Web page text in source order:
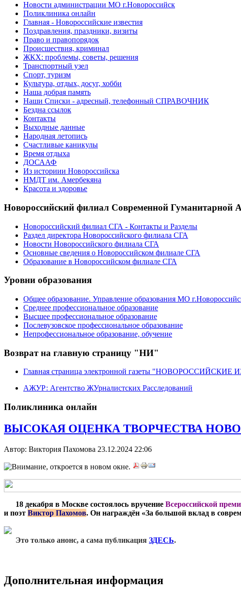
Новости администрации МО г.Новороссийск
Поликлиника онлайн
Главная - Новороссийские известия
Поздравления, праздники, визиты
Право и правопорядок
Происшествия, криминал
ЖКХ: проблемы, советы, решения
Транспортный узел
Спорт, туризм
Культура, отдых, досуг, хобби
Наша добрая память
Наши Списки - адресный, телефонный СПРАВОЧНИК
Бездна ссылок
Контакты
Выходные данные
Народная летопись
Счастливые каникулы
Время отдыха
ДОСААФ
Из историии Новороссийска
НМДТ им. Амербекяна
Красота и здоровье
Новороссийский филиал Современной Гуманитарной
Новороссийский филиал СГА - Контакты и Разделы
Раздел директора Новороссийского филиала СГА
Новости Новороссийского филиала СГА
Основные сведения о Новороссийском филиале СГА
Образование в Новороссийском филиале СГА
Уровни образования
Общее образование. Управление образования МО
Среднее профессиональное образование
Высшее профессиональное образование
Послевузовское профессиональное образование
Непрофессиональное образование, обучение
Возврат на главную страницу "НИ"
Главная страница электронной газеты "НОВОРОССИЙСКИЕ
АЖУР: Агентство ЖУрналистских Расследований
Поликлиника онлайн
ВЫСОКАЯ ОЦЕНКА ТВОРЧЕСТВА
Автор: Виктория Пахомова 23.12.2024 22:06
18 декабря в Москве состоялось вручение Всероссийской
и поэт Виктор Пахомов. Он награждён «За большой вклад в
Это только анонс, а сама публикация ЗДЕСЬ.
Дополнительная информация